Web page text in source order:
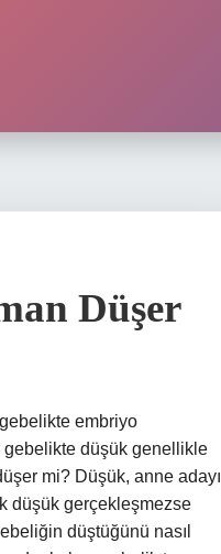
Düşer
embriyo
gebelikte düşük genellikle
mi? Düşük, anne adayı
düşük gerçekleşmezse
düştüğünü nasıl